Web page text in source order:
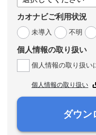
カオナビご利用状況
未導入
不明
個人情報の取り扱い
個人情報の取り扱い
個人情報の取り扱い
ダウン